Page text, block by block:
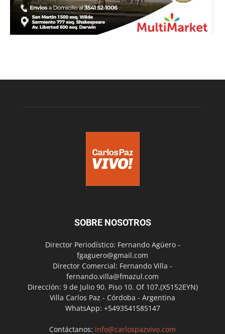
SOBRE NOSOTROS
Director Periodístico: Fernando Agüero -
fgaguero@gmail.com
Director Comercial: Fernando Villa -
fernando.villa@fmazul.com
Dirección: 9 de Julio 90. Piso 10. Of 107.(X5152EYN)
Villa Carlos Paz - Córdoba - Argentina
WhatsApp: +5493541585147
Contáctanos: info@carlospazvivo.com